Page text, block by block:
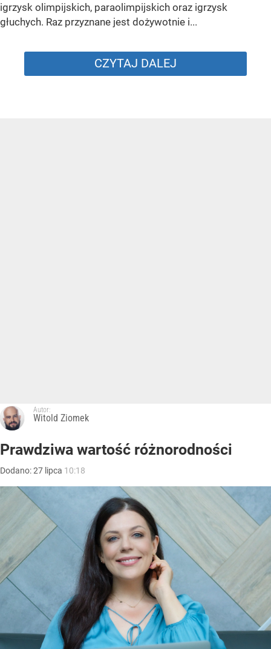
igrzysk olimpijskich, paraolimpijskich oraz igrzysk
głuchych. Raz przyznane jest dożywotnie i...
CZYTAJ DALEJ
Autor:
Witold Ziomek
Prawdziwa wartość różnorodności
Dodano:27 lipca 10:18